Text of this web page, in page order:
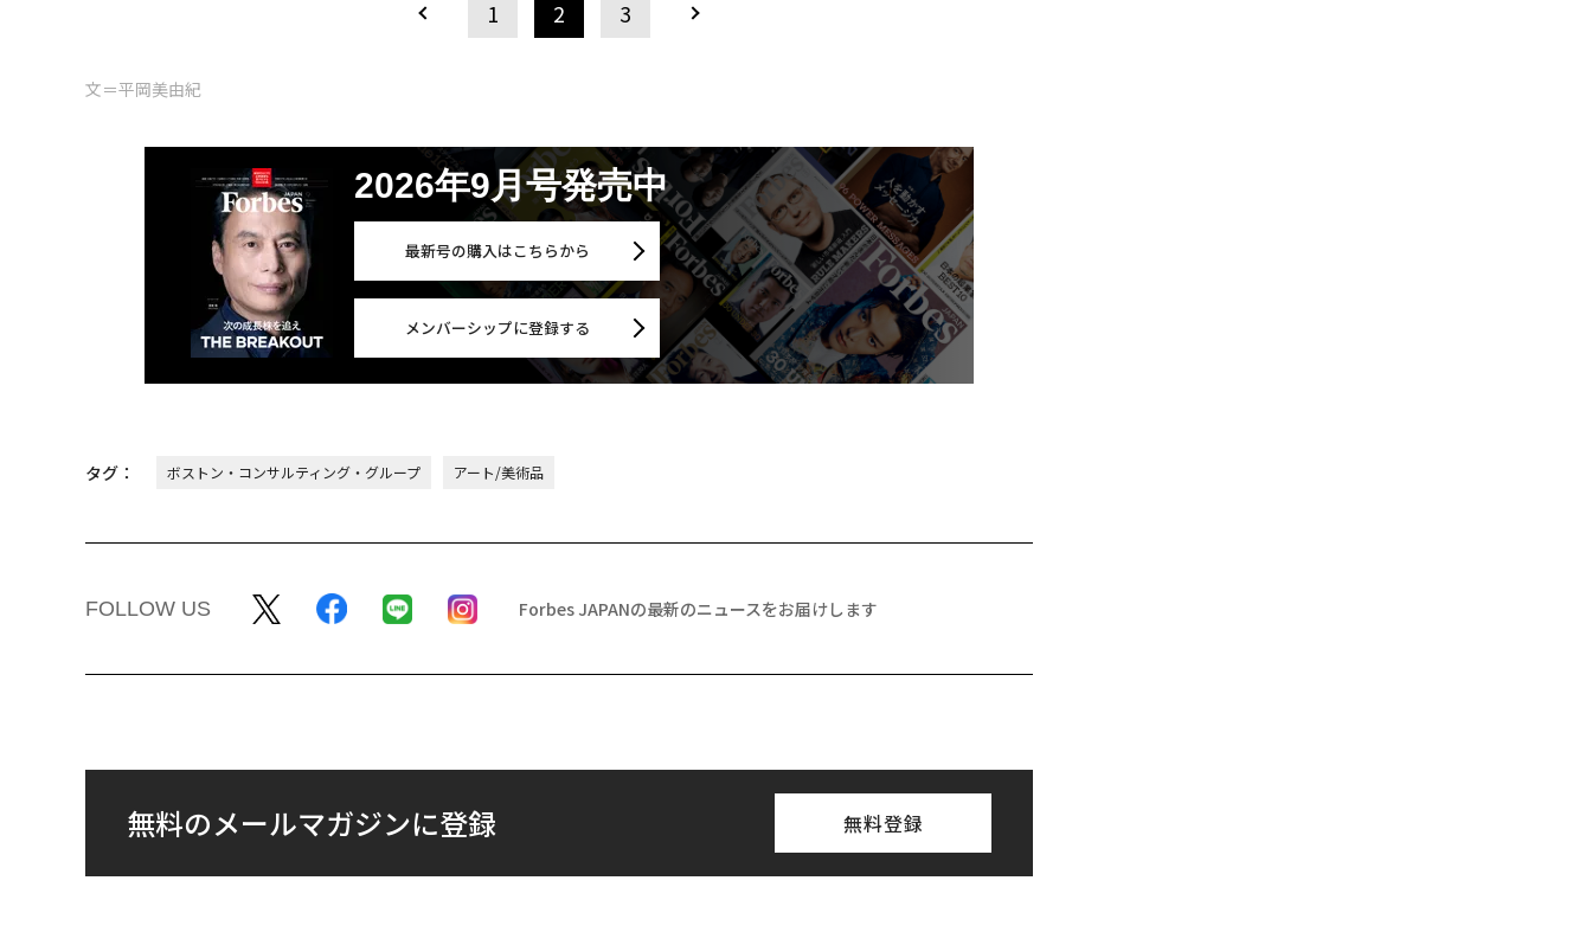
1 2 3
文＝平岡美由紀
2026年9月号発売中
最新号の購入はこちらから
メンバーシップに登録する
タグ： ボストン・コンサルティング・グループ アート/美術品
FOLLOW US Forbes JAPANの最新のニュースをお届けします
無料のメールマガジンに登録 無料登録